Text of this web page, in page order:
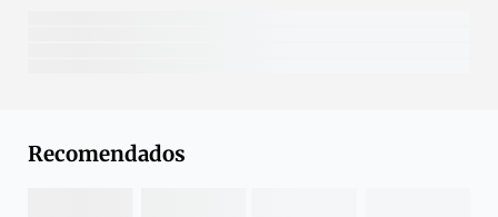
Recomendados